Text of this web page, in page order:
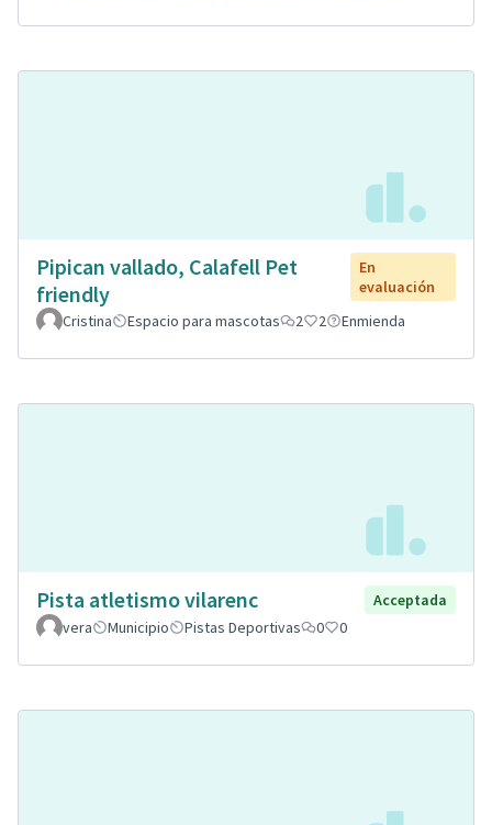
Pipican vallado, Calafell Pet
friendly
En
evaluación
Cristina
Espacio para mascotas 2 2 Enmienda
Pista atletismo vilarenc
Acceptada
vera
Municipio Pistas Deportivas 0 0